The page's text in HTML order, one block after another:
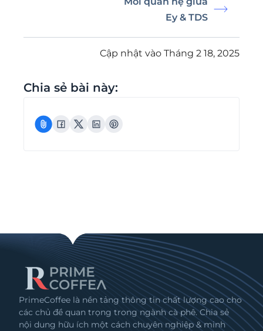
Ey & TDS
Cập nhật vào Tháng 2 18, 2025
Chia sẻ bài này:
PrimeCoffee là nền tảng thông tin chất lượng cao cho
các chủ đề quan trọng trong ngành cà phê. Chia sẻ
nội dung hữu ích một cách chuyên nghiệp & minh